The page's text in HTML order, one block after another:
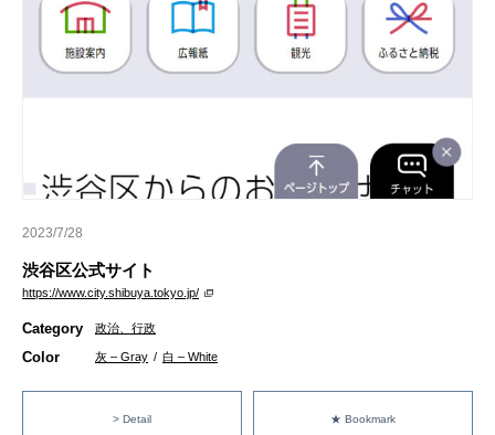
2023/7/28
渋谷区公式サイト
https://www.city.shibuya.tokyo.jp/
Category 政治、行政
Color 灰 – Gray / 白 – White
> Detail ★ Bookmark